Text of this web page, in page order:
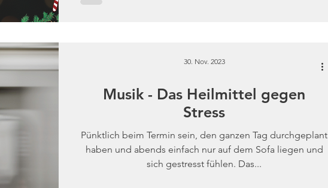
Musik - Das Heilmittel gegen
Stress
Pünktlich beim Termin sein, den ganzen Tag durchgeplant
haben und abends einfach nur auf dem Sofa liegen und
sich gestresst fühlen. Das...
30. Nov. 2023